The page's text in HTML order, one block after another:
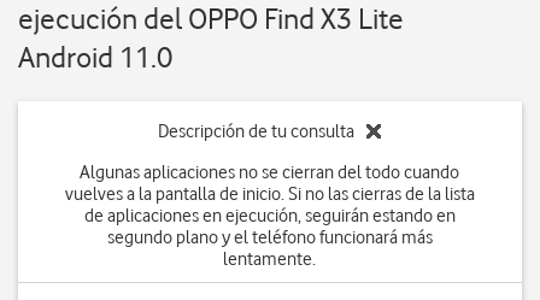
ejecución del OPPO Find X3 Lite
Android 11.0
Descripción de tu consulta
Algunas aplicaciones no se cierran del todo cuando
vuelves a la pantalla de inicio. Si no las cierras de la lista
de aplicaciones en ejecución, seguirán estando en
segundo plano y el teléfono funcionará más
lentamente.